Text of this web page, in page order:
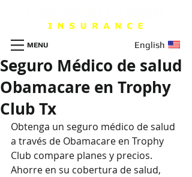
English
MENU
Seguro Médico de salud
Obamacare en Trophy
Club Tx
Obtenga un seguro médico de salud
a través de Obamacare en Trophy
Club compare planes y precios.
Ahorre en su cobertura de salud,